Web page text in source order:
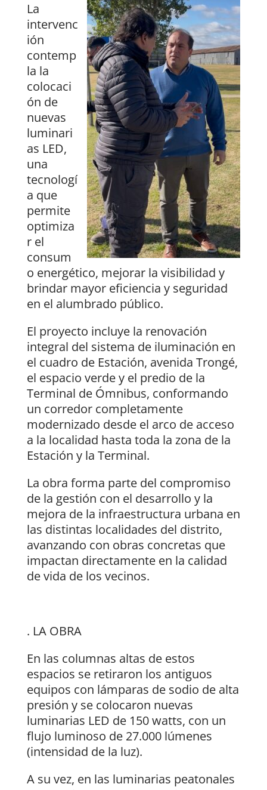
La
intervenc
ión
contemp
la la
colocaci
ón de
nuevas
luminari
as LED,
una
tecnologí
a que
permite
optimiza
r el
consum
o energético, mejorar la visibilidad y
brindar mayor eficiencia y seguridad
en el alumbrado público.
El proyecto incluye la renovación
integral del sistema de iluminación en
el cuadro de Estación, avenida Trongé,
el espacio verde y el predio de la
Terminal de Ómnibus, conformando
un corredor completamente
modernizado desde el arco de acceso
a la localidad hasta toda la zona de la
Estación y la Terminal.
La obra forma parte del compromiso
de la gestión con el desarrollo y la
mejora de la infraestructura urbana en
las distintas localidades del distrito,
avanzando con obras concretas que
impactan directamente en la calidad
de vida de los vecinos.
. LA OBRA
En las columnas altas de estos
espacios se retiraron los antiguos
equipos con lámparas de sodio de alta
presión y se colocaron nuevas
luminarias LED de 150 watts, con un
flujo luminoso de 27.000 lúmenes
(intensidad de la luz).
A su vez, en las luminarias peatonales